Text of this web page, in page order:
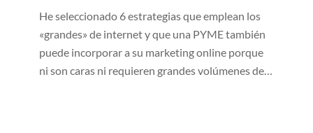
He seleccionado 6 estrategias que emplean los
«grandes» de internet y que una PYME también
puede incorporar a su marketing online porque
ni son caras ni requieren grandes volúmenes de…